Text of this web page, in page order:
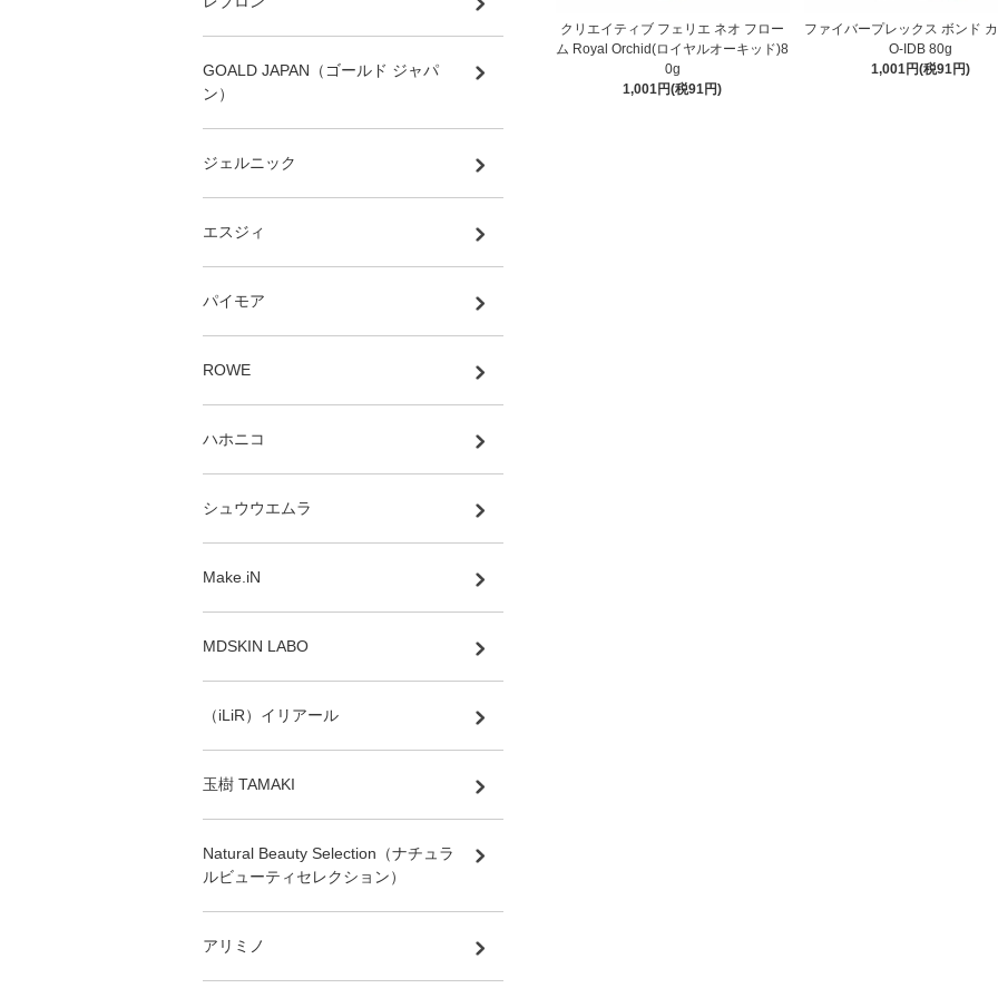
クリエイティブ フェリエ ネオ フロー
ム Royal Orchid(ロイヤルオーキッド)8
0g
1,001円(税91円)
ファイバープレックス ボンド
O-IDB 80g
1,001円(税91円)
GOALD JAPAN（ゴールド ジャパ
ン）
ジェルニック
エスジィ
パイモア
ROWE
ハホニコ
シュウウエムラ
Make.iN
MDSKIN LABO
（iLiR）イリアール
玉樹 TAMAKI
Natural Beauty Selection（ナチュラ
ルビューティセレクション）
アリミノ